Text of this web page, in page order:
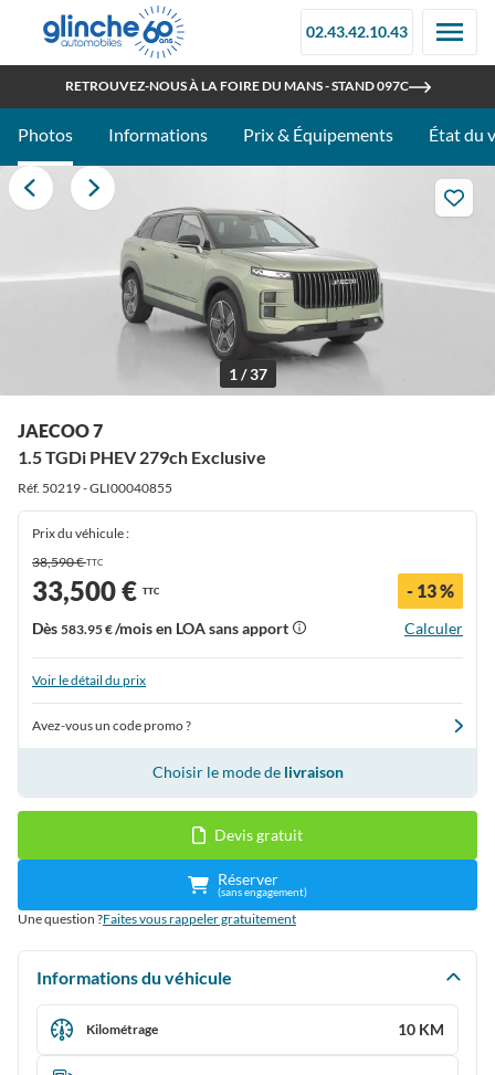
02.43.42.10.43
RETROUVEZ-NOUS À LA FOIRE DU MANS - STAND 097C
OUVERT TOUT L'ÉTÉ
Photos Informations Prix & Équipements État du
1 / 37
JAECOO 7
1.5 TGDi PHEV 279ch Exclusive
Réf. 50219 - GLI00040855
Prix du véhicule :
38,590 €TTC
33,500 € TTC - 13 %
Dès 583.95 €/mois en LOA sans apport Calculer
Voir le détail du prix
Avez-vous un code promo ?
Choisir le mode de livraison
Devis gratuit
Réserver
(sans engagement)
Une question ?Faites vous rappeler gratuitement
Informations du véhicule
Kilométrage 10 KM